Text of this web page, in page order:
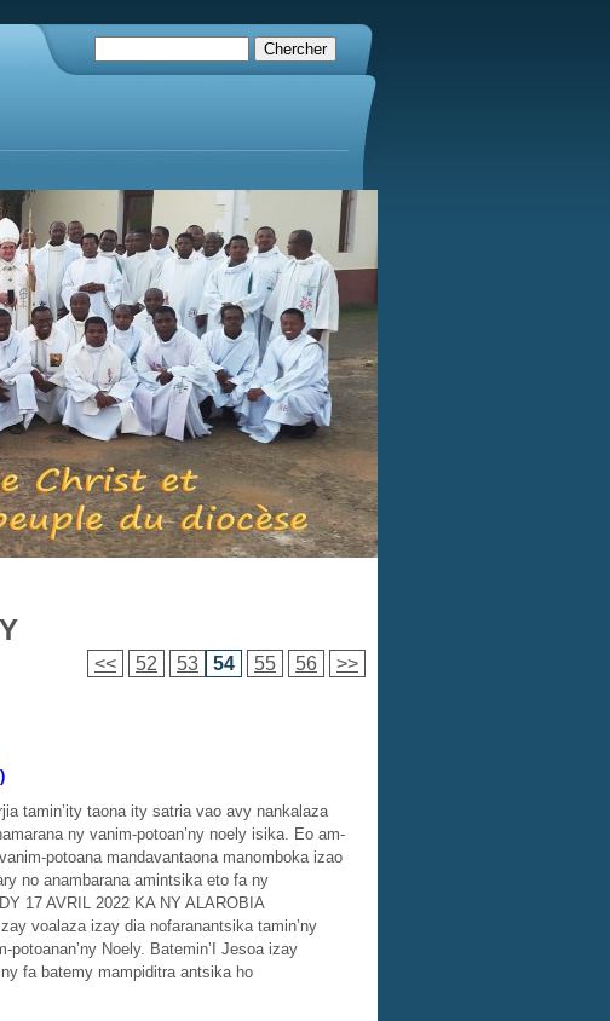
<< 52 53 54 55 56 >>
tamin’ity taona ity satria vao avy nankalaza
ny vanim-potoan’ny noely isika. Eo am-
potoana mandavantaona manomboka izao
no anambarana amintsika eto fa ny
17 AVRIL 2022 KA NY ALAROBIA
voalaza izay dia nofaranantsika tamin’ny
Noely. Batemin’I Jesoa izay
fa batemy mampiditra antsika ho